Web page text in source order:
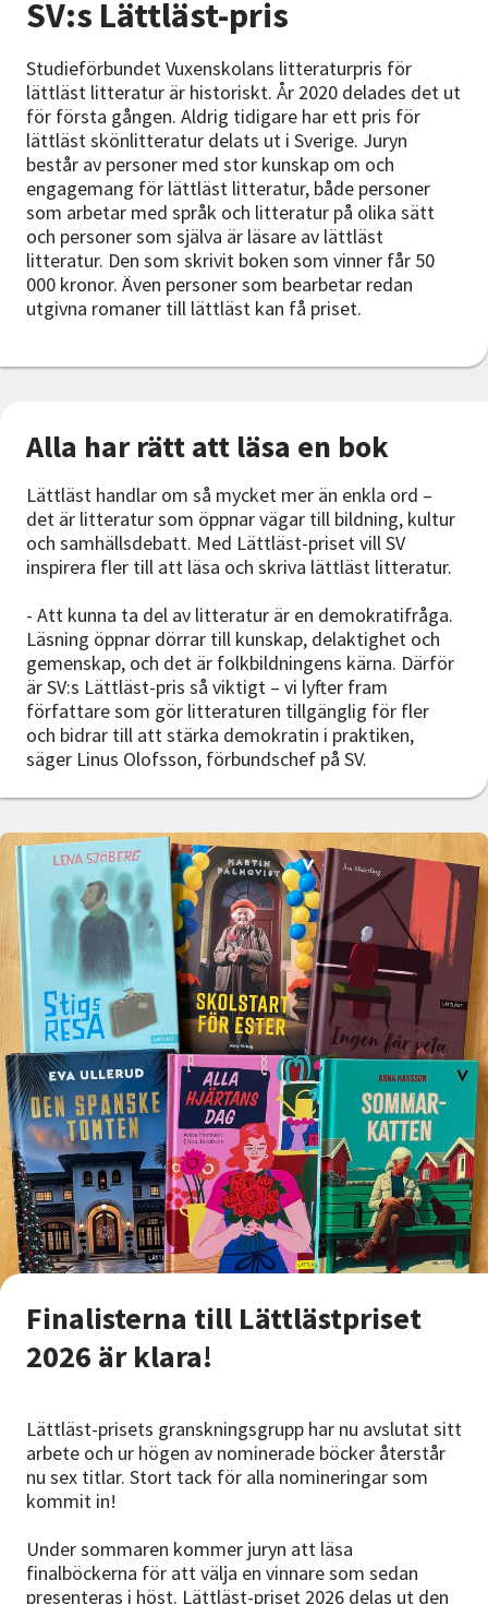
Nyheter
Avdelningar
Lyssna
SV:s Lättläst-pris
Studieförbundet Vuxenskolans litteraturpris för
lättläst litteratur är historiskt. År 2020 delades det ut
för första gången. Aldrig tidigare har ett pris för
lättläst skönlitteratur delats ut i Sverige. Juryn
består av personer med stor kunskap om och
engagemang för lättläst litteratur, både personer
som arbetar med språk och litteratur på olika sätt
och personer som själva är läsare av lättläst
litteratur. Den som skrivit boken som vinner får 50
000 kronor. Även personer som bearbetar redan
utgivna romaner till lättläst kan få priset.
Alla har rätt att läsa en bok
Lättläst handlar om så mycket mer än enkla ord –
det är litteratur som öppnar vägar till bildning, kultur
och samhällsdebatt. Med Lättläst-priset vill SV
inspirera fler till att läsa och skriva lättläst litteratur.
- Att kunna ta del av litteratur är en demokratifråga.
Läsning öppnar dörrar till kunskap, delaktighet och
gemenskap, och det är folkbildningens kärna. Därför
är SV:s Lättläst-pris så viktigt – vi lyfter fram
författare som gör litteraturen tillgänglig för fler
och bidrar till att stärka demokratin i praktiken,
säger Linus Olofsson, förbundschef på SV.
Finalisterna till Lättlästpriset
2026 är klara!
Lättläst-prisets granskningsgrupp har nu avslutat sitt
arbete och ur högen av nominerade böcker återstår
nu sex titlar. Stort tack för alla nomineringar som
kommit in!
Under sommaren kommer juryn att läsa
finalböckerna för att välja en vinnare som sedan
presenteras i höst. Lättläst-priset 2026 delas ut den